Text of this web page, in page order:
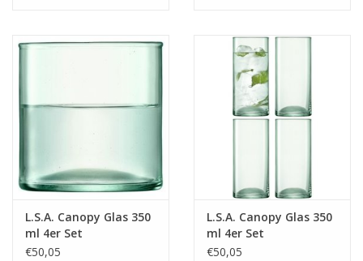
L.S.A. Canopy Glas 350
ml 4er Set
€50,05
L.S.A. Canopy Glas 350
ml 4er Set
€50,05